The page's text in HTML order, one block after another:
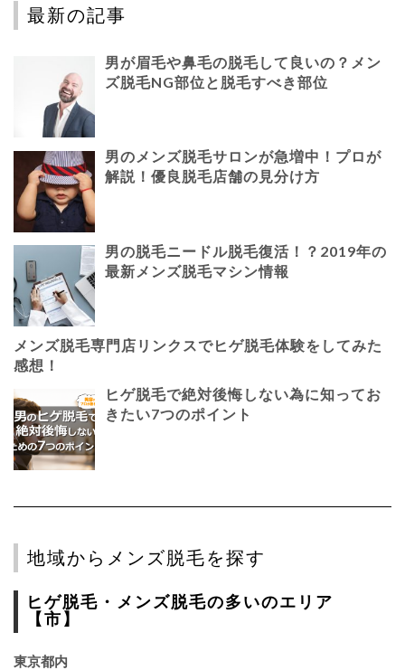
最新の記事
男が眉毛や鼻毛の脱毛して良いの？メン
ズ脱毛NG部位と脱毛すべき部位
男のメンズ脱毛サロンが急増中！プロが
解説！優良脱毛店舗の見分け方
男の脱毛ニードル脱毛復活！？2019年の
最新メンズ脱毛マシン情報
メンズ脱毛専門店リンクスでヒゲ脱毛体験をしてみた
感想！
ヒゲ脱毛で絶対後悔しない為に知ってお
きたい7つのポイント
地域からメンズ脱毛を探す
ヒゲ脱毛・メンズ脱毛の多いのエリア
【市】
東京都内